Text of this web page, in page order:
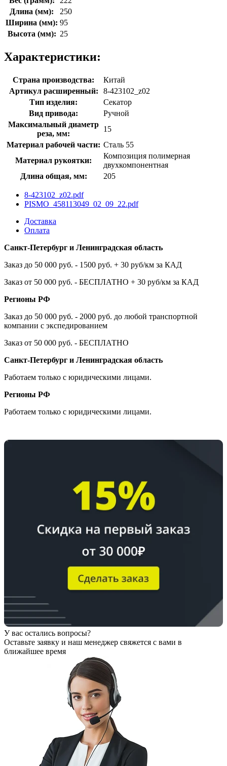
Длина (мм):
250
Ширина (мм): 95
Высота (мм): 25
Характеристики:
Страна производства:
Китай
Артикул расширенный:
8-423102_z02
Тип изделия:
Секатор
Вид привода:
Ручной
Максимальный диаметр
реза, мм:
15
Материал рабочей части: Сталь 55
Материал рукоятки:
Композиция полимерная
двухкомпонентная
Длина общая, мм:
205
8-423102_z02.pdf
PISMO_458113049_02_09_22.pdf
Доставка
Оплата
Санкт-Петербург и Ленинградская область
Заказ до 50 000 руб. - 1500 руб. + 30 руб/км за КАД
Заказ от 50 000 руб. - БЕСПЛАТНО + 30 руб/км за КАД
Регионы РФ
Заказ до 50 000 руб. - 2000 руб. до любой транспортной
компании с экспедированием
Заказ от 50 000 руб. - БЕСПЛАТНО
Санкт-Петербург и Ленинградская область
Работаем только с юридическими лицами.
Регионы РФ
Работаем только с юридическими лицами.
У вас остались вопросы?
Оставьте заявку и наш менеджер свяжется с вами в
ближайшее время